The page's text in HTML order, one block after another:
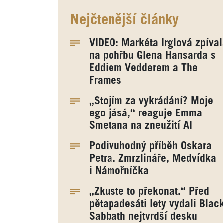
Nejčtenější články
VIDEO: Markéta Irglová
na pohřbu Glena Hansarda s
Eddiem Vedderem a The
Frames
„Stojím za vykrádání? Moje
ego jásá,“ reaguje Emma
Smetana na zneužití AI
Podivuhodný příběh Oskara
Petra. Zmrzlináře, Medvídka
i Námořníčka
„Zkuste to překonat.“ Před
pětapadesáti lety vydali
Sabbath nejtvrdší desku